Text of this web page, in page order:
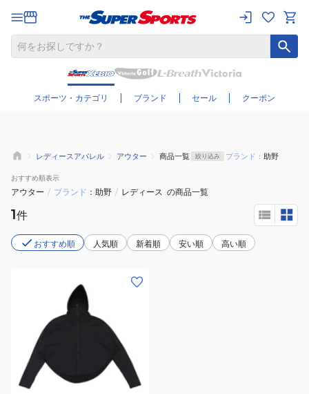
スポーツ・カテゴリ ブランド セール クーポン
さらに絞り込む
レディースアパレル アウター 商品一覧 絞り込み ブランド： 助野
おすすめ順表示
アウター / ブランド 助野 / レディース の商品一覧
1件
おすすめ順 人気順 新着順 安い順 高い順
skon
UV